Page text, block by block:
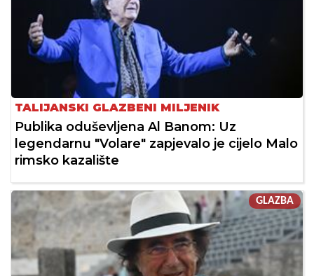
TALIJANSKI GLAZBENI MILJENIK
Publika oduševljena Al Banom: Uz
legendarnu "Volare" zapjevalo je cijelo Malo
rimsko kazalište
GLAZBA